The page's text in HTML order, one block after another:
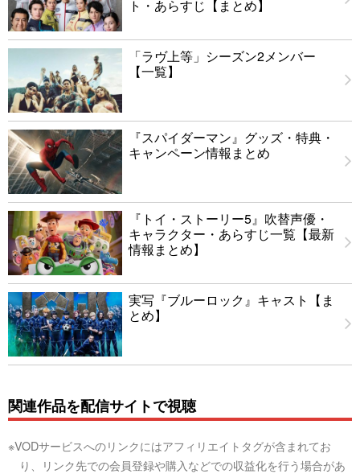
ト・あらすじ【まとめ】
「ラヴ上等」シーズン2メンバー
【一覧】
『スパイダーマン』グッズ・特典・
キャンペーン情報まとめ
『トイ・ストーリー5』吹替声優・
キャラクター・あらすじ一覧【最新
情報まとめ】
実写『ブルーロック』キャスト【ま
とめ】
関連作品を配信サイトで視聴
※VODサービスへのリンクにはアフィリエイトタグが含まれてお
り、リンク先での会員登録や購入などでの収益化を行う場合があ